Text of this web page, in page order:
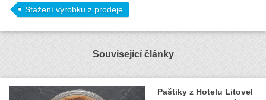
Stažení výrobku z prodeje
Související články
Paštiky z Hotelu Litovel